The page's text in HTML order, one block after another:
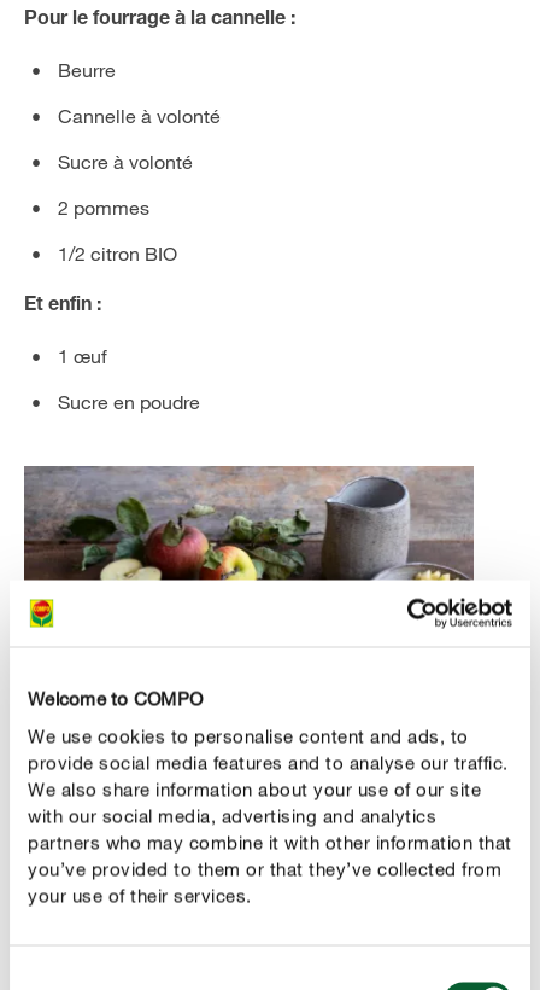
Welcome to COMPO
We use cookies to personalise content and ads, to
provide social media features and to analyse our traffic.
We also share information about your use of our site
with our social media, advertising and analytics
partners who may combine it with other information that
you’ve provided to them or that they’ve collected from
your use of their services.
Pour le fourrage à la cannelle :
Beurre
Cannelle à volonté
Sucre à volonté
2 pommes
1/2 citron BIO
Et enfin :
1 œuf
Sucre en poudre
Voici la recette
Dans une casserole, faire fondre le beurre à feu doux